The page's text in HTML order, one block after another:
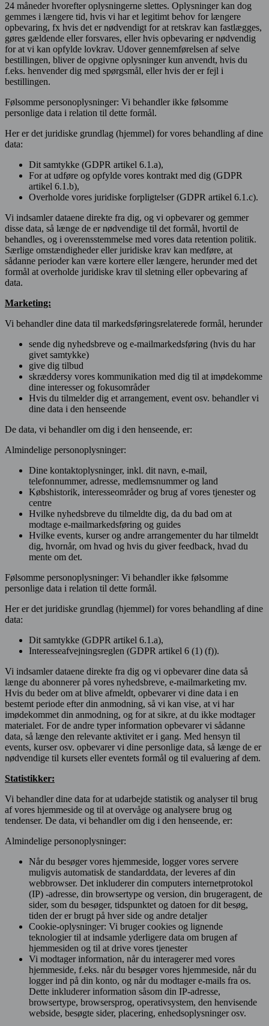
24 måneder hvorefter oplysningerne slettes. Oplysninger kan dog
gemmes i længere tid, hvis vi har et legitimt behov for længere
opbevaring, fx hvis det er nødvendigt for at retskrav kan fastlægges,
gøres gældende eller forsvares, eller hvis opbevaring er nødvendig
for at vi kan opfylde lovkrav. Udover gennemførelsen af selve
bestillingen, bliver de opgivne oplysninger kun anvendt, hvis du
f.eks. henvender dig med spørgsmål, eller hvis der er fejl i
bestillingen.
Følsomme personoplysninger: Vi behandler ikke følsomme
personlige data i relation til dette formål.
Her er det juridiske grundlag (hjemmel) for vores behandling af dine
data:
Dit samtykke (GDPR artikel 6.1.a),
For at udføre og opfylde vores kontrakt med dig (GDPR
artikel 6.1.b),
Overholde vores juridiske forpligtelser (GDPR artikel 6.1.c).
Vi indsamler dataene direkte fra dig, og vi opbevarer og gemmer
disse data, så længe de er nødvendige til det formål, hvortil de
behandles, og i overensstemmelse med vores data retention politik.
Særlige omstændigheder eller juridiske krav kan medføre, at
sådanne perioder kan være kortere eller længere, herunder med det
formål at overholde juridiske krav til sletning eller opbevaring af
data.
Marketing:
Vi behandler dine data til markedsføringsrelaterede formål, herunder
sende dig nyhedsbreve og e-mailmarkedsføring (hvis du har
givet samtykke)
give dig tilbud
skræddersy vores kommunikation med dig til at imødekomme
dine interesser og fokusområder
Hvis du tilmelder dig et arrangement, event osv. behandler vi
dine data i den henseende
De data, vi behandler om dig i den henseende, er:
Almindelige personoplysninger:
Dine kontaktoplysninger, inkl. dit navn, e-mail,
telefonnummer, adresse, medlemsnummer og land
Købshistorik, interesseområder og brug af vores tjenester og
centre
Hvilke nyhedsbreve du tilmeldte dig, da du bad om at
modtage e-mailmarkedsføring og guides
Hvilke events, kurser og andre arrangementer du har tilmeldt
dig, hvornår, om hvad og hvis du giver feedback, hvad du
mente om det.
Følsomme personoplysninger: Vi behandler ikke følsomme
personlige data i relation til dette formål.
Her er det juridiske grundlag (hjemmel) for vores behandling af dine
data:
Dit samtykke (GDPR artikel 6.1.a),
Interesseafvejningsreglen (GDPR artikel 6 (1) (f)).
Vi indsamler dataene direkte fra dig og vi opbevarer dine data så
længe du abonnerer på vores nyhedsbreve, e-mailmarketing mv.
Hvis du beder om at blive afmeldt, opbevarer vi dine data i en
bestemt periode efter din anmodning, så vi kan vise, at vi har
imødekommet din anmodning, og for at sikre, at du ikke modtager
materialet. For de andre typer information opbevarer vi sådanne
data, så længe den relevante aktivitet er i gang. Med hensyn til
events, kurser osv. opbevarer vi dine personlige data, så længe de er
nødvendige til kursets eller eventets formål og til evaluering af dem.
Statistikker:
Vi behandler dine data for at udarbejde statistik og analyser til brug
af vores hjemmeside og til at overvåge og analysere brug og
tendenser. De data, vi behandler om dig i den henseende, er:
Almindelige personoplysninger:
Når du besøger vores hjemmeside, logger vores servere
muligvis automatisk de standarddata, der leveres af din
webbrowser. Det inkluderer din computers internetprotokol
(IP) -adresse, din browsertype og version, din brugeragent, de
sider, som du besøger, tidspunktet og datoen for dit besøg,
tiden der er brugt på hver side og andre detaljer
Cookie-oplysninger: Vi bruger cookies og lignende
teknologier til at indsamle yderligere data om brugen af
hjemmesiden og til at drive vores tjenester
Vi modtager information, når du interagerer med vores
hjemmeside, f.eks. når du besøger vores hjemmeside, når du
logger ind på din konto, og når du modtager e-mails fra os.
Dette inkluderer information såsom din IP-adresse,
browsertype, browsersprog, operativsystem, den henvisende
webside, besøgte sider, placering, enhedsoplysninger osv.